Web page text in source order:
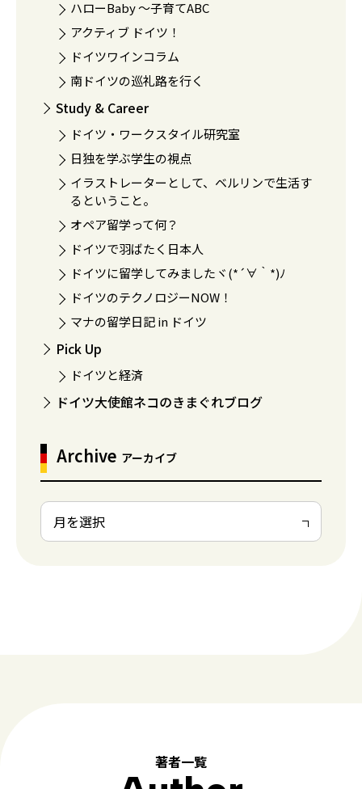
ハローBaby 〜子育てABC
アクティブ ドイツ！
ドイツワインコラム
南ドイツの巡礼路を行く
Study & Career
ドイツ・ワークスタイル研究室
日独を学ぶ学生の視点
イラストレーターとして、ベルリンで生活す
るということ。
オペア留学って何？
ドイツで羽ばたく日本人
ドイツに留学してみましたヾ(*´∀｀*)ﾉ
ドイツのテクノロジーNOW！
マナの留学日記 in ドイツ
Pick Up
ドイツと経済
ドイツ大使館ネコのきまぐれブログ
Archive アーカイブ
著者一覧